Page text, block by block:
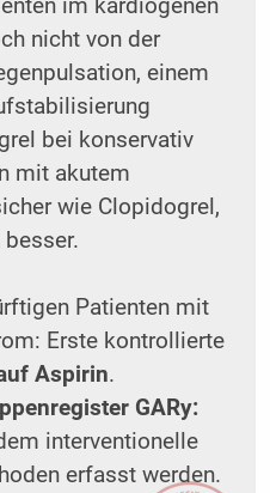
im kardiogenen
nicht von der
einem
bei konservativ
mit akutem
wie Clopidogrel,
Patienten mit
Erste kontrollierte
Aspirin.
GARy:
interventionelle
erfasst werden.